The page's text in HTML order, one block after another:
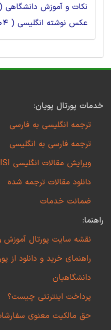
نکات و آموزش دانشگاهی ( 1 )
عکس نوشته انگلیسی ( 104 )
خدمات پورتال پویان:
ترجمه انگلیسی به فارسی
ترجمه فارسی به انگلیسی
ویرایش مقالات انگلیسی ISI
دانلود مقالات ترجمه شده
ضمانت خدمات
راهنما:
نقشه سایت پورتال
راهنمای خرید و دانلود از
دانشگاهیان
پرداخت اینترنتی چیست؟
حق مالکیت معنوی